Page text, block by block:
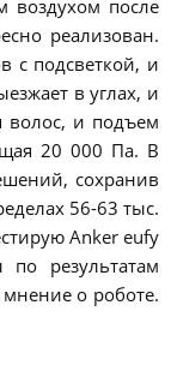
воздухом после
реализован.
с подсветкой, и
в углах, и
волос, и подъем
20 000 Па. В
сохранив
56-63 тыс.
Anker eufy
результатам
мнение о роботе.